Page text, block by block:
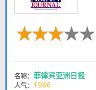
名称： 菲律宾亚洲日报
人气： 1966